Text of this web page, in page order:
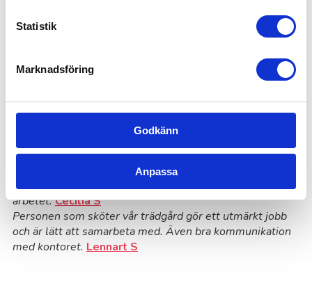
Statistik
Marknadsföring
Godkänn
Anpassa
Absolut! Vi drar av 50% på arbetskostnaden, så
Kundomdömen om våra
tjänster för trädgårdsskötsel
Klippte större lagerhäggs-häck, murgröna och ett mindre
träd. Blev jättefint! Enkla att kommunicera med, nedlagd
tid stämde bra med uppskattningen som gjordes inför
arbetet.Cecilia S
Personen som sköter vår trädgård gör ett utmärkt jobb
och är lätt att samarbeta med. Även bra kommunikation
med kontoret. Lennart S